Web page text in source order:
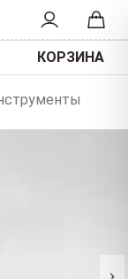
КОРЗИНА
›